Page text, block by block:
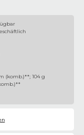
(komb.)**; 104 g